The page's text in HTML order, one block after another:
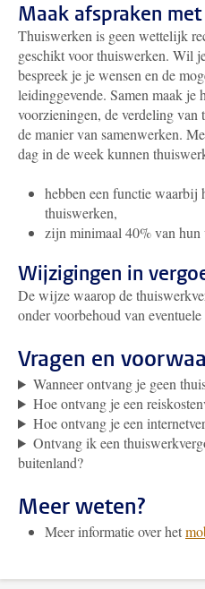
Maak afspraken
Thuiswerken is geen wettelijk
geschikt voor thuiswerken. Wil
bespreek je je wensen en de
leidinggevende. Samen maak je
voorzieningen, de verdeling van
de manier van samenwerken.
dag in de week kunnen
hebben een functie waarbij
thuiswerken,
zijn minimaal 40% van
Wijzigingen in
De wijze waarop de
onder voorbehoud van
Vragen en
Wanneer ontvang je geen
Hoe ontvang je een
Hoe ontvang je een
Ontvang ik een
buitenland?
Meer weten?
Meer informatie over het